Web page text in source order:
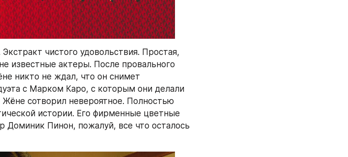
чистого удовольствия. Простая,
известные актеры. После провального
никто не ждал, что он снимет
с Марком Каро, с которым они делали
сотворил невероятное. Полностью
истории. Его фирменные цветные
Доминик Пинон, пожалуй, все что осталось